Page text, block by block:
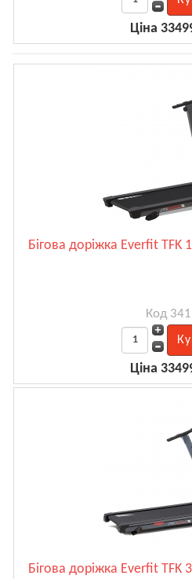
Ціна
Бігова доріжка Everfit TFK
Код
Ціна
Бігова доріжка Everfit TFK